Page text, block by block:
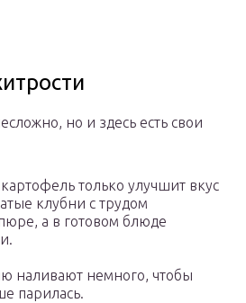
но и здесь есть свои
только улучшит вкус
клубни с трудом
а в готовом блюде
наливают немного, чтобы
парилась.